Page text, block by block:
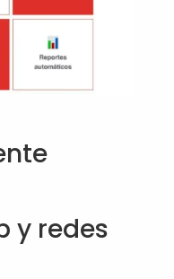
y redes